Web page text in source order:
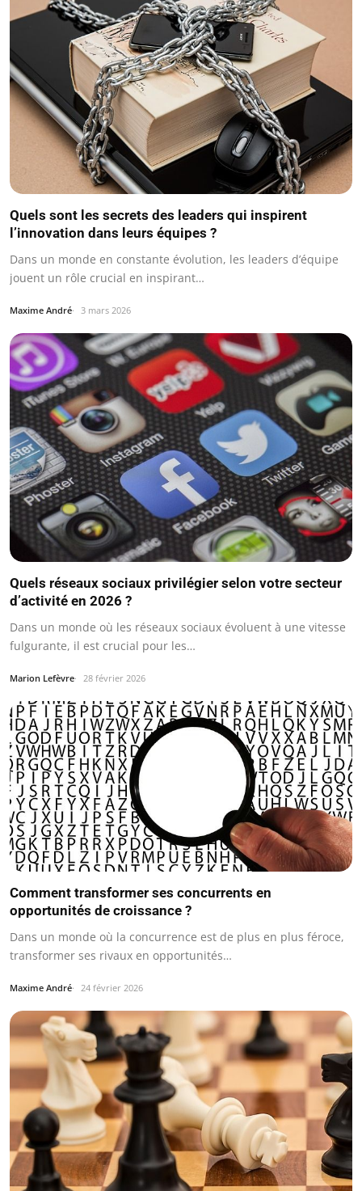
Quels sont les secrets des leaders qui inspirent
l’innovation dans leurs équipes ?
Dans un monde en constante évolution, les leaders d’équipe
jouent un rôle crucial en inspirant…
Maxime André 3 mars 2026
Quels réseaux sociaux privilégier selon votre secteur
d’activité en 2026 ?
Dans un monde où les réseaux sociaux évoluent à une vitesse
fulgurante, il est crucial pour les…
Marion Lefèvre 28 février 2026
Comment transformer ses concurrents en
opportunités de croissance ?
Dans un monde où la concurrence est de plus en plus féroce,
transformer ses rivaux en opportunités…
Maxime André 24 février 2026